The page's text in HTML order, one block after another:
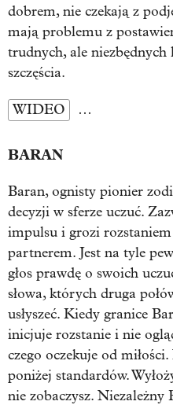
dobrem, nie czekają z
mają problemu z
trudnych, ale niezbędnych
szczęścia.
WIDEO …
BARAN
Baran, ognisty pionier
decyzji w sferze uczuć.
impulsu i grozi rozstaniem
partnerem. Jest na tyle
głos prawdę o swoich
słowa, których druga
usłyszeć. Kiedy granice
inicjuje rozstanie i nie
czego oczekuje od
poniżej standardów.
nie zobaczysz. Niezależny